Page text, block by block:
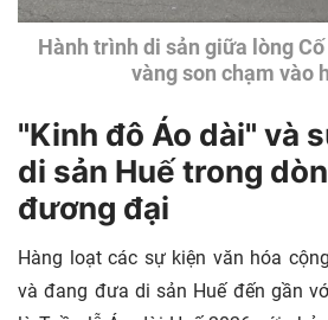
Hành trình di sản giữa lòng
vàng son chạm vào
"Kinh đô Áo dài" và
di sản Huế trong
đương đại
Hàng loạt các sự kiện văn hóa
và đang đưa di sản Huế đến gần